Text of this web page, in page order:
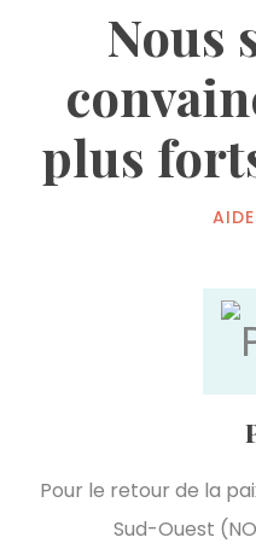
Nous
plus
Pour le retour de la
Sud-Ouest